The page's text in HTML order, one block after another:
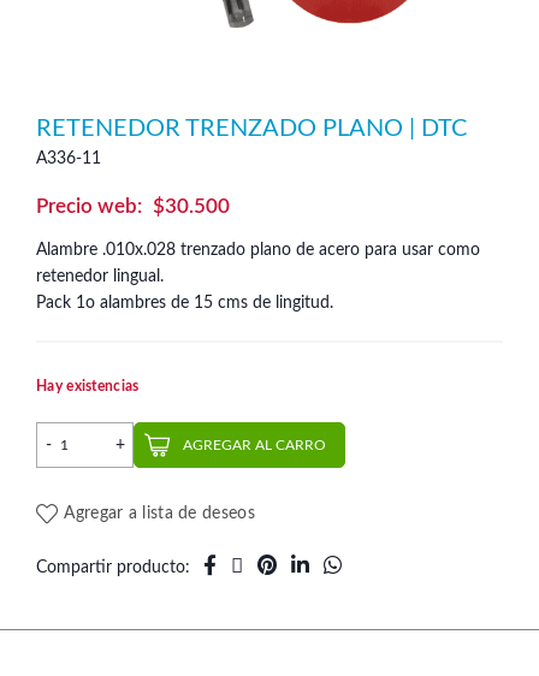
RETENEDOR TRENZADO PLANO | DTC
A336-11
$30.500
Alambre .010x.028 trenzado plano de acero para usar como
retenedor lingual.
Pack 1o alambres de 15 cms de lingitud.
Hay existencias
Retenedor trenzado plano | DTC cantidad
AGREGAR AL CARRO
Agregar a lista de deseos
Compartir producto